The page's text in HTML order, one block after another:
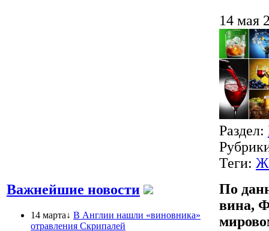
Важнейшие новости
14 марта↓ В Англии нашли «виновника»
отравления Скрипалей
14 мая
Раздел:
Теги:
По
вина,